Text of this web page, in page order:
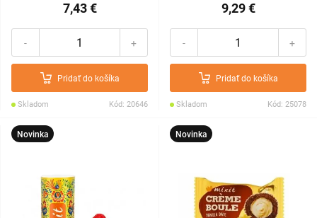
7,43 €
- +
Pridať do košíka
Skladom Kód: 20646
9,29 €
- +
Pridať do košíka
Skladom Kód: 25078
Novinka Novinka